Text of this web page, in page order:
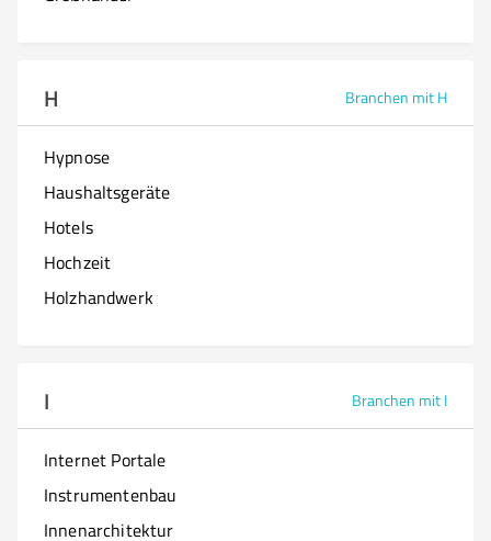
H Branchen mit H
Hypnose
Haushaltsgeräte
Hotels
Hochzeit
Holzhandwerk
I Branchen mit I
Internet Portale
Instrumentenbau
Innenarchitektur